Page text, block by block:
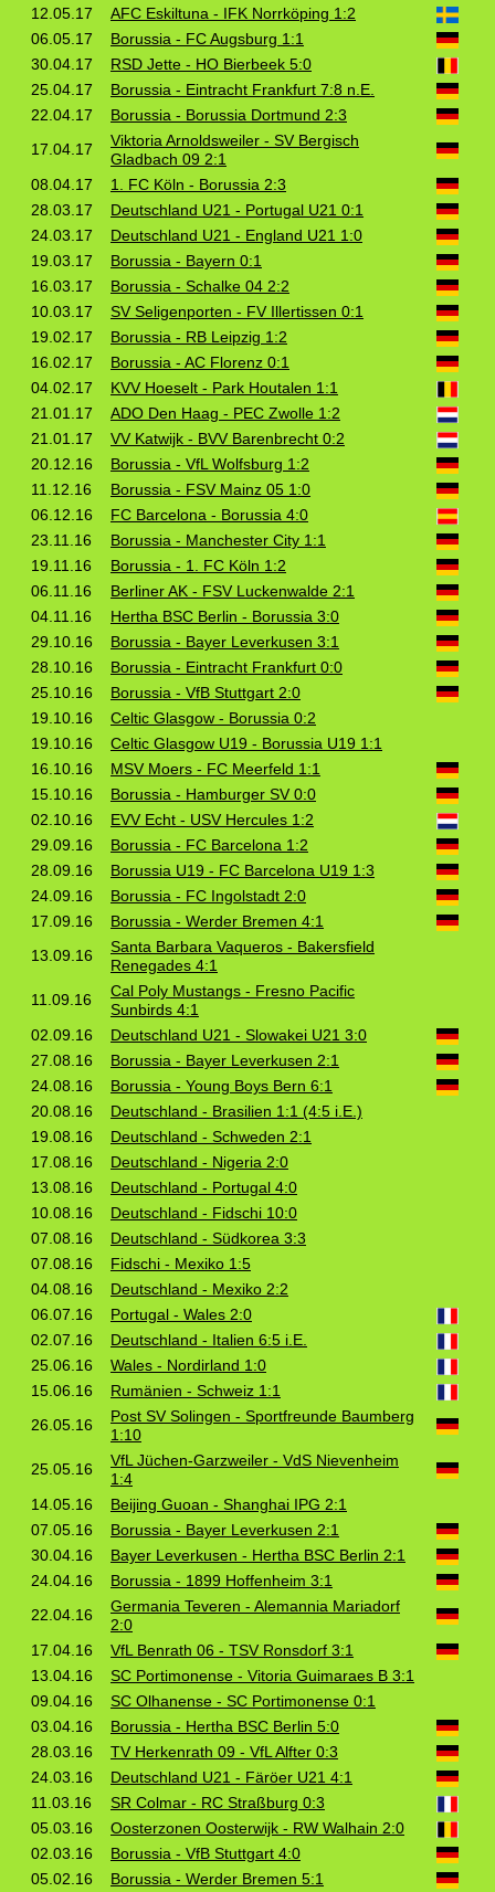
12.05.17
AFC Eskiltuna - IFK Norrköping 1:2
06.05.17
Borussia - FC Augsburg 1:1
30.04.17
RSD Jette - HO Bierbeek 5:0
25.04.17
Borussia - Eintracht Frankfurt 7:8 n.E.
22.04.17
Borussia - Borussia Dortmund 2:3
17.04.17
Viktoria Arnoldsweiler - SV Bergisch
Gladbach 09 2:1
08.04.17
1. FC Köln - Borussia 2:3
28.03.17
Deutschland U21 - Portugal U21 0:1
24.03.17
Deutschland U21 - England U21 1:0
19.03.17
Borussia - Bayern 0:1
16.03.17
Borussia - Schalke 04 2:2
10.03.17
SV Seligenporten - FV Illertissen 0:1
19.02.17
Borussia - RB Leipzig 1:2
16.02.17
Borussia - AC Florenz 0:1
04.02.17
KVV Hoeselt - Park Houtalen 1:1
21.01.17
ADO Den Haag - PEC Zwolle 1:2
21.01.17
VV Katwijk - BVV Barenbrecht 0:2
20.12.16
Borussia - VfL Wolfsburg 1:2
11.12.16
Borussia - FSV Mainz 05 1:0
06.12.16
FC Barcelona - Borussia 4:0
23.11.16
Borussia - Manchester City 1:1
19.11.16
Borussia - 1. FC Köln 1:2
06.11.16
Berliner AK - FSV Luckenwalde 2:1
04.11.16
Hertha BSC Berlin - Borussia 3:0
29.10.16
Borussia - Bayer Leverkusen 3:1
28.10.16
Borussia - Eintracht Frankfurt 0:0
25.10.16
Borussia - VfB Stuttgart 2:0
19.10.16
Celtic Glasgow - Borussia 0:2
19.10.16
Celtic Glasgow U19 - Borussia U19 1:1
16.10.16
MSV Moers - FC Meerfeld 1:1
15.10.16
Borussia - Hamburger SV 0:0
02.10.16
EVV Echt - USV Hercules 1:2
29.09.16
Borussia - FC Barcelona 1:2
28.09.16
Borussia U19 - FC Barcelona U19 1:3
24.09.16
Borussia - FC Ingolstadt 2:0
17.09.16
Borussia - Werder Bremen 4:1
13.09.16
Santa Barbara Vaqueros - Bakersfield
Renegades 4:1
11.09.16
Cal Poly Mustangs - Fresno Pacific
Sunbirds 4:1
02.09.16
Deutschland U21 - Slowakei U21 3:0
27.08.16
Borussia - Bayer Leverkusen 2:1
24.08.16
Borussia - Young Boys Bern 6:1
20.08.16
Deutschland - Brasilien 1:1 (4:5 i.E.)
19.08.16
Deutschland - Schweden 2:1
17.08.16
Deutschland - Nigeria 2:0
13.08.16
Deutschland - Portugal 4:0
10.08.16
Deutschland - Fidschi 10:0
07.08.16
Deutschland - Südkorea 3:3
07.08.16
Fidschi - Mexiko 1:5
04.08.16
Deutschland - Mexiko 2:2
06.07.16
Portugal - Wales 2:0
02.07.16
Deutschland - Italien 6:5 i.E.
25.06.16
Wales - Nordirland 1:0
15.06.16
Rumänien - Schweiz 1:1
26.05.16
Post SV Solingen - Sportfreunde Baumberg
1:10
25.05.16
VfL Jüchen-Garzweiler - VdS Nievenheim
1:4
14.05.16
Beijing Guoan - Shanghai IPG 2:1
07.05.16
Borussia - Bayer Leverkusen 2:1
30.04.16
Bayer Leverkusen - Hertha BSC Berlin 2:1
24.04.16
Borussia - 1899 Hoffenheim 3:1
22.04.16
Germania Teveren - Alemannia Mariadorf
2:0
17.04.16
VfL Benrath 06 - TSV Ronsdorf 3:1
13.04.16
SC Portimonense - Vitoria Guimaraes B 3:1
09.04.16
SC Olhanense - SC Portimonense 0:1
03.04.16
Borussia - Hertha BSC Berlin 5:0
28.03.16
TV Herkenrath 09 - VfL Alfter 0:3
24.03.16
Deutschland U21 - Färöer U21 4:1
11.03.16
SR Colmar - RC Straßburg 0:3
05.03.16
Oosterzonen Oosterwijk - RW Walhain 2:0
02.03.16
Borussia - VfB Stuttgart 4:0
05.02.16
Borussia - Werder Bremen 5:1